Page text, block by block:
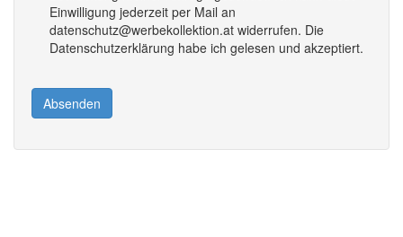
Einwilligung jederzeit per Mail an
datenschutz@werbekollektion.at widerrufen. Die
Datenschutzerklärung habe ich gelesen und akzeptiert.
Absenden